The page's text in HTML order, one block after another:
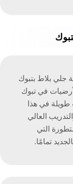
جلي بلاط بتبوك
في تبوك
طويلة في هذا
العالي
التي
تمامًا.